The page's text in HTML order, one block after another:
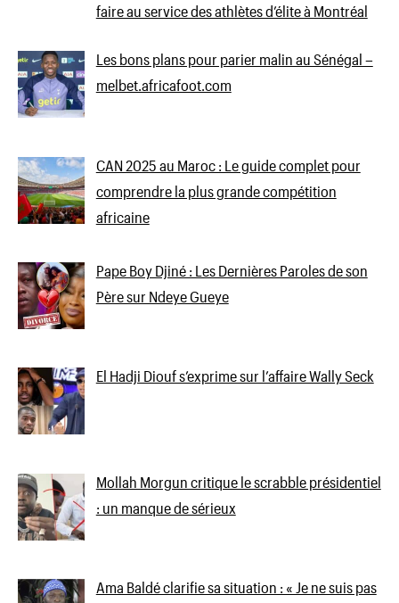
faire au service des athlètes d’élite à Montréal
Les bons plans pour parier malin au Sénégal –
melbet.africafoot.com
CAN 2025 au Maroc : Le guide complet pour
comprendre la plus grande compétition
africaine
Pape Boy Djiné : Les Dernières Paroles de son
Père sur Ndeye Gueye
El Hadji Diouf s’exprime sur l’affaire Wally Seck
Mollah Morgun critique le scrabble présidentiel
: un manque de sérieux
Ama Baldé clarifie sa situation : « Je ne suis pas